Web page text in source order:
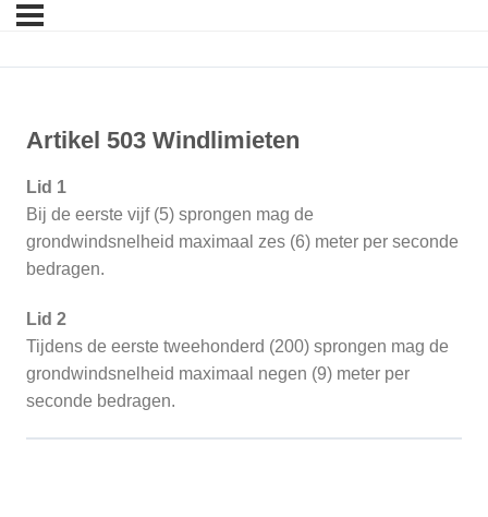
Artikel 503 Windlimieten
Lid 1
Bij de eerste vijf (5) sprongen mag de
grondwindsnelheid maximaal zes (6) meter per seconde
bedragen.
Lid 2
Tijdens de eerste tweehonderd (200) sprongen mag de
grondwindsnelheid maximaal negen (9) meter per
seconde bedragen.